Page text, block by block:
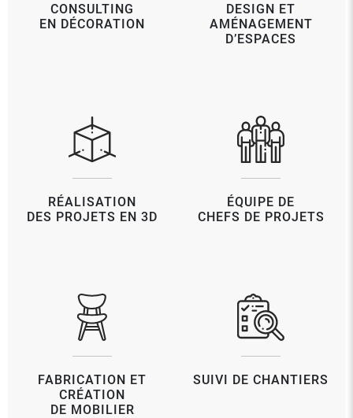
CONSULTING
EN DÉCORATION
DESIGN ET
AMÉNAGEMENT
D’ESPACES
RÉALISATION
DES PROJETS EN 3D
ÉQUIPE DE
CHEFS DE PROJETS
FABRICATION ET
CRÉATION
DE MOBILIER
SUIVI DE CHANTIERS